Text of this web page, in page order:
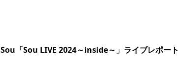
Sou「Sou LIVE 2024～inside～」ライブレポート